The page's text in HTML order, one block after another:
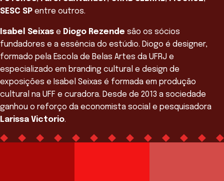
SESC SP entre outros.
Isabel Seixas e Diogo Rezende são os sócios
fundadores e a essência do estúdio. Diogo é designer,
formado pela Escola de Belas Artes da UFRJ e
especializado em branding cultural e design de
exposições e Isabel Seixas é formada em produção
cultural na UFF e curadora. Desde de 2013 a sociedade
ganhou o reforço da economista social e pesquisadora
Larissa Victorio.